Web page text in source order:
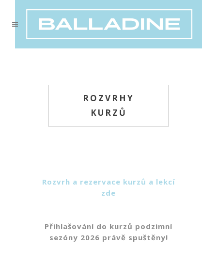
ROZVRHY
KURZŮ
Rozvrh a rezervace kurzů a lekcí
zde
Přihlašování do kurzů podzimní
sezóny 2026 právě spuštěny!